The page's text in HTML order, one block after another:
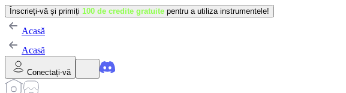
Înscrieți-vă și primiți 100 de credite gratuite pentru a utiliza instrumentele!
Acasă
Acasă
Conectați-vă